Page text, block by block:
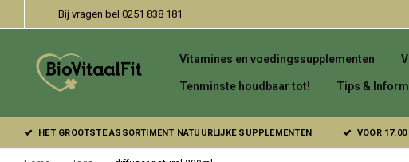
Bij vragen bel 0251 838 181
Vitamines en voedingssupplementen
Tenminste houdbaar tot! Tips &
HET GROOTSTE ASSORTIMENT NATUURLIJKE SUPPLEMENTEN VOOR